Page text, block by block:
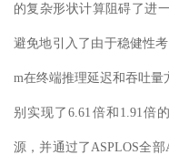
的复杂形状计算阻碍了进
避免地引入了由于稳健性
m在终端推理延迟和吞吐
别实现了6.61倍和1.91倍
源，并通过了 ASPLOS全部